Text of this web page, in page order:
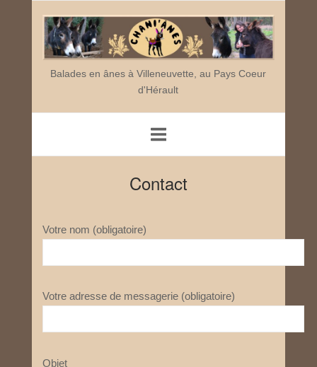
content
Home
Balades en ânes à Villeneuvette, au Pays Coeur
d'Hérault
Contact
Votre nom (obligatoire)
Votre adresse de messagerie (obligatoire)
Objet